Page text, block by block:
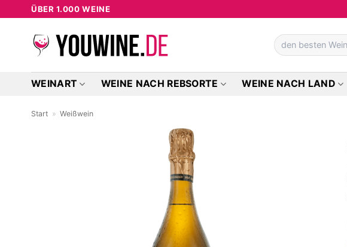
springen
ÜBER 1.000 WEINE
Suchen
nach:
WEINART WEINE NACH REBSORTE WEINE NACH LAND
Start » Weißwein